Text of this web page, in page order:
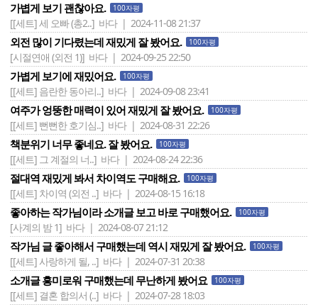
가볍게 보기 괜찮아요. 100자평
[[세트] 세 오빠 (총2..] 바다 | 2024-11-08 21:37
외전 많이 기다렸는데 재밌게 잘 봤어요. 100자평
[시절연애 (외전 1)] 바다 | 2024-09-25 22:50
가볍게 보기에 재밌어요. 100자평
[[세트] 음란한 동아리..] 바다 | 2024-09-08 23:41
여주가 엉뚱한 매력이 있어 재밌게 잘 봤어요. 100자평
[[세트] 뻔뻔한 호기심..] 바다 | 2024-08-31 22:26
책분위기 너무 좋네요. 잘 봤어요. 100자평
[[세트] 그 계절의 너..] 바다 | 2024-08-24 22:36
절대역 재밌게 봐서 차이역도 구매해요. 100자평
[[세트] 차이역 (외전 ..] 바다 | 2024-08-15 16:18
좋아하는 작가님이라 소개글 보고 바로 구매했어요. 100자평
[사계의 밤 1] 바다 | 2024-08-07 21:12
작가님 글 좋아해서 구매했는데 역시 재밌게 잘 봤어요. 100자평
[[세트] 사랑하게 될, ..] 바다 | 2024-07-31 20:38
소개글 흥미로워 구매했는데 무난하게 봤어요 100자평
[[세트] 결혼 합의서 (..] 바다 | 2024-07-28 18:03